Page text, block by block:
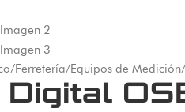
/Ferretería/Equipos de Medición/